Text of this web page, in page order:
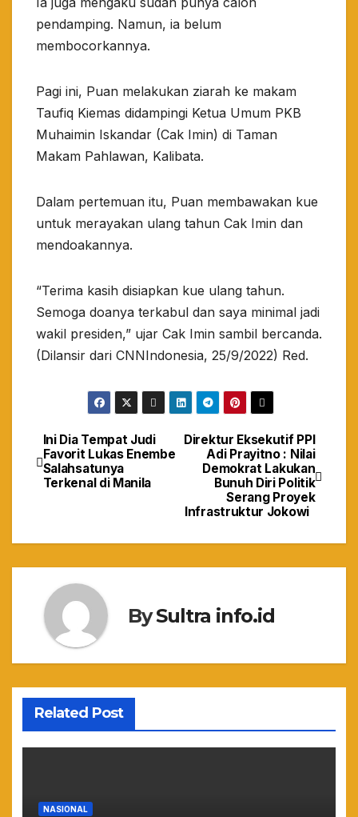
pendamping. Namun, ia belum
membocorkannya.
Pagi ini, Puan melakukan ziarah ke makam
Taufiq Kiemas didampingi Ketua Umum PKB
Muhaimin Iskandar (Cak Imin) di Taman
Makam Pahlawan, Kalibata.
Dalam pertemuan itu, Puan membawakan kue
untuk merayakan ulang tahun Cak Imin dan
mendoakannya.
“Terima kasih disiapkan kue ulang tahun.
Semoga doanya terkabul dan saya minimal jadi
wakil presiden,” ujar Cak Imin sambil bercanda.
(Dilansir dari CNNIndonesia, 25/9/2022) Red.
Navigasi
pos
Direktur Eksekutif PPI
Adi Prayitno : Nilai
Demokrat Lakukan
Bunuh Diri Politik
Serang Proyek
Infrastruktur Jokowi
Ini Dia Tempat Judi
Favorit Lukas Enembe
Salahsatunya
Terkenal di Manila
BySultra info.id
Related Post
NASIONAL